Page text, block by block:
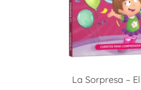
La Sorpresa –